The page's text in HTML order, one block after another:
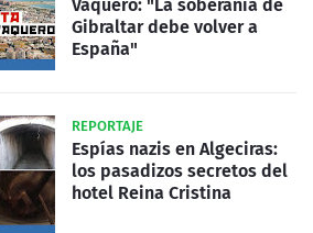
Vaquero: "La soberanía de
Gibraltar debe volver a
España"
REPORTAJE
Espías nazis en Algeciras:
los pasadizos secretos del
hotel Reina Cristina